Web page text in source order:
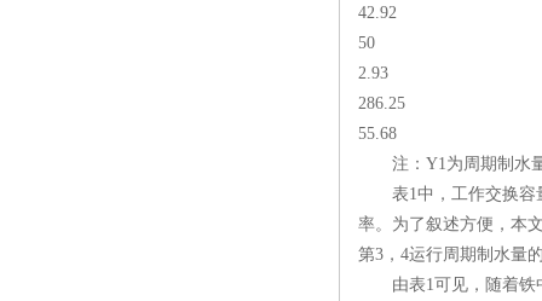
42.92
50
2.93
286.25
55.68
注：Y1为周期制水
表1中，工作交换容量
率。为了叙述方便，本
第3，4运行周期制水量
由表1可见，随着铁中